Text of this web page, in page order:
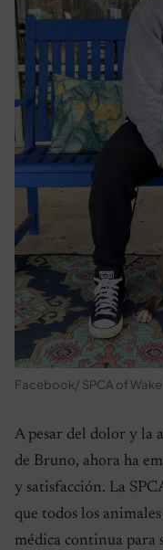
Facebook/ SPCA of
A pesar del dolor y la
de Bruno, ahora ha
y satisfacción. La
que todos los
médica continua